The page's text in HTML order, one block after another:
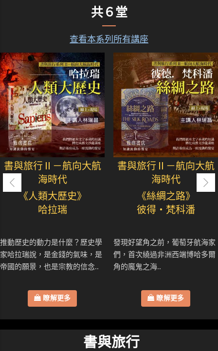
共６堂
查看本系列所有講座
書與旅行Ⅱ－航向大航
海時代
《人類大歷史》
哈拉瑞
推動歷史的動力是什麼？歷史學
家哈拉瑞說，是金錢的氣味，是
帝國的願景，也是宗教的信念..
瞭解更多
書與旅行Ⅱ－航向大航
海時代
《絲綢之路》
彼得・梵科潘
發現好望角之前，葡萄牙航海家
們，首次繞過非洲西端博哈多爾
角的魔鬼之海..
瞭解更多
書與旅行